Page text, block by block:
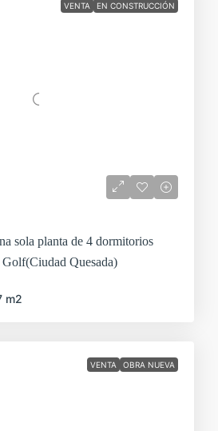
y garaje en Los Alcázares
VENTA EN CONSTRUCCIÓN
sola planta de 4 dormitorios
Quesada)
m2
VENTA OBRA NUEVA